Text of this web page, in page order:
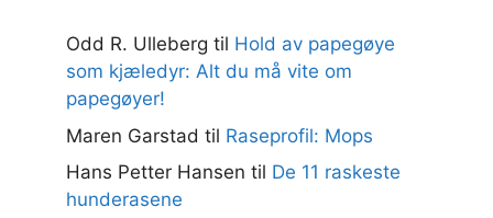
Odd R. Ulleberg til Hold av papegøye
som kjæledyr: Alt du må vite om
papegøyer!
Maren Garstad til Raseprofil: Mops
Hans Petter Hansen til De 11 raskeste
hunderasene